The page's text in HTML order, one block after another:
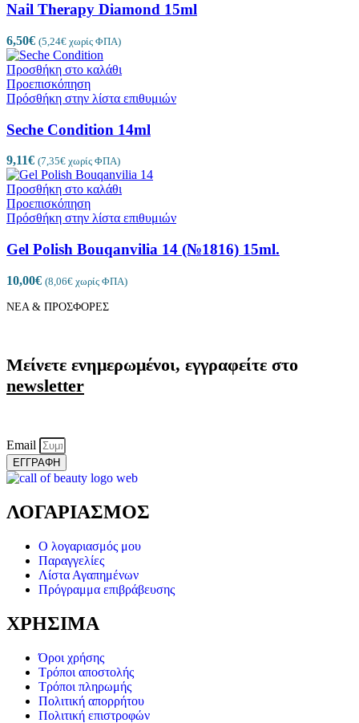
Nail Therapy Diamond 15ml
6,50€ (5,24€ χωρίς ΦΠΑ)
Προσθήκη στο καλάθι
Προεπισκόπηση
Πρόσθήκη στην λίστα επιθυμιών
Seche Condition 14ml
9,11€ (7,35€ χωρίς ΦΠΑ)
Προσθήκη στο καλάθι
Προεπισκόπηση
Πρόσθήκη στην λίστα επιθυμιών
Gel Polish Bouqanvilia 14 (№1816) 15ml.
10,00€ (8,06€ χωρίς ΦΠΑ)
ΝΕΑ & ΠΡΟΣΦΟΡΕΣ
Μείνετε ενημερωμένοι, εγγραφείτε στο
newsletter
Email
ΕΓΓΡΑΦΗ
ΛΟΓΑΡΙΑΣΜΟΣ
Ο λογαριασμός μου
Παραγγελίες
Λίστα Αγαπημένων
Πρόγραμμα επιβράβευσης
ΧΡΗΣΙΜΑ
Όροι χρήσης
Τρόποι αποστολής
Τρόποι πληρωμής
Πολιτική απορρήτου
Πολιτική επιστροφών